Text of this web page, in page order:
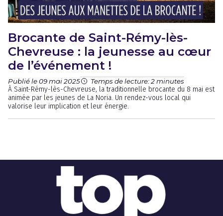
Brocante de Saint-Rémy-lès-
Chevreuse : la jeunesse au cœur
de l’événement !
Publié le 09 mai 2025 Temps de lecture: 2 minutes
À Saint-Rémy-lès-Chevreuse, la traditionnelle brocante du 8 mai est
animée par les jeunes de La Noria. Un rendez-vous local qui
valorise leur implication et leur énergie.